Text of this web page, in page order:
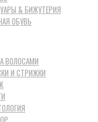
& БИЖУТЕРИЯ
ОБУВЬ
ВОЛОСАМИ
И СТРИЖКИ